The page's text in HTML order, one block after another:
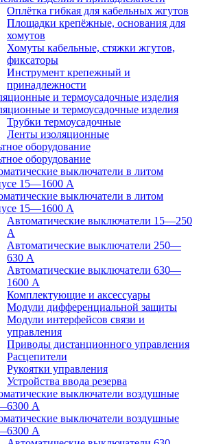
Оплётка гибкая для кабельных жгутов
Площадки крепёжные, основания для
хомутов
Хомуты кабельные, стяжки жгутов,
фиксаторы
Инструмент крепежный и
принадлежности
и термоусадочные изделия
и термоусадочные изделия
Трубки термоусадочные
Ленты изоляционные
оборудование
оборудование
выключатели в литом
15—1600 А
выключатели в литом
15—1600 А
Автоматические выключатели 15—250
А
Автоматические выключатели 250—
630 А
Автоматические выключатели 630—
1600 А
Комплектующие и аксессуары
Модули дифференциальной защиты
Модули интерфейсов связи и
управления
Приводы дистанционного управления
Расцепители
Рукоятки управления
Устройства ввода резерва
выключатели воздушные
А
выключатели воздушные
А